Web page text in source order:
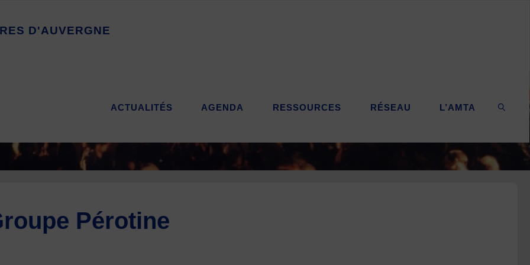
RES D'AUVERGNE
ACTUALITÉS AGENDA RESSOURCES RÉSEAU L’AMTA
Pérotine